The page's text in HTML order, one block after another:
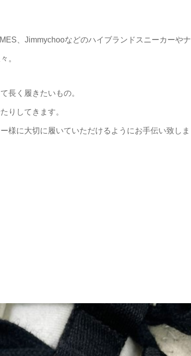
、Jimmychooなどのハイブランドスニーカーやナ
。
長く履きたいもの。
りしてきます。
様に大切に履いていただけるようにお手伝い致しま